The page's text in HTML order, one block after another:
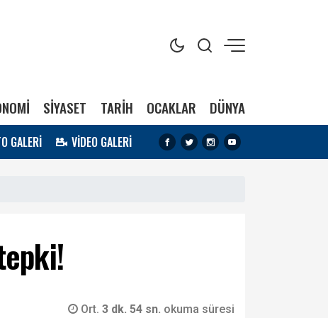
SİYASET TARİH OCAKLAR DÜNYA
GALERİ VİDEO GALERİ
Ort. 3 dk. 54 sn. okuma süresi